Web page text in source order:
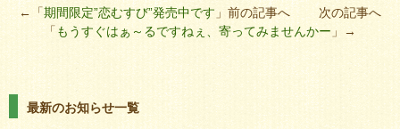
←「期間限定”恋むすび”発売中です 」前の記事へ 次の記事へ
「 もうすぐはぁ～るですねぇ、寄ってみませんかー 」→
最新のお知らせ一覧